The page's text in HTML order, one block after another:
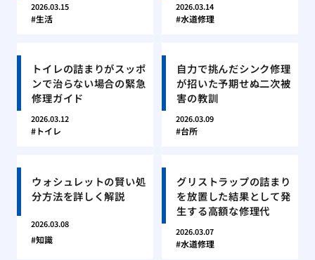
2026.03.15
生活
2026.03.14
水道修理
トイレの詰まりがスッポ
ンで治らない場合の緊急
修理ガイド
2026.03.12
トイレ
自力で挑んだシンク修理
が招いた予期せぬ二次被
害の教訓
2026.03.09
台所
ウォシュレットの賢い処
分方法を詳しく解説
2026.03.08
知識
グリストラップの詰まり
を放置した結果として発
生する高額な修理代
2026.03.07
水道修理